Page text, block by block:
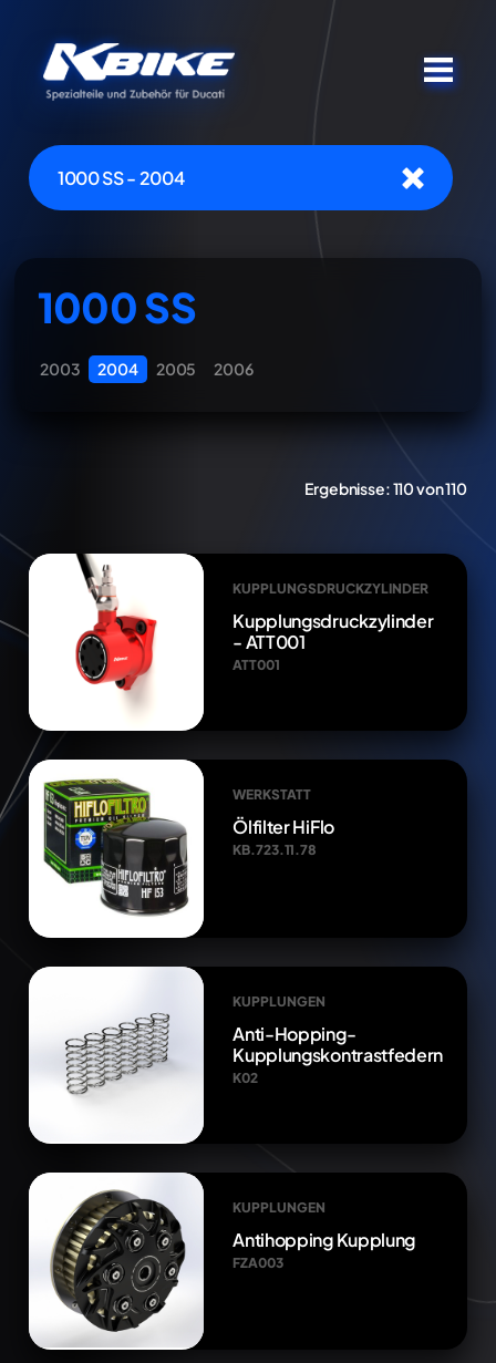
1000 SS - 2004
1000 SS
2003 2004 2005 2006
Ergebnisse:110 von 110
KUPPLUNGSDRUCKZYLINDER
Kupplungsdruckzylinder
- ATT001
ATT001
WERKSTATT
Ölfilter HiFlo
KB.723.11.78
KUPPLUNGEN
Anti-Hopping-
Kupplungskontrastfedern
K02
KUPPLUNGEN
Antihopping Kupplung
FZA003